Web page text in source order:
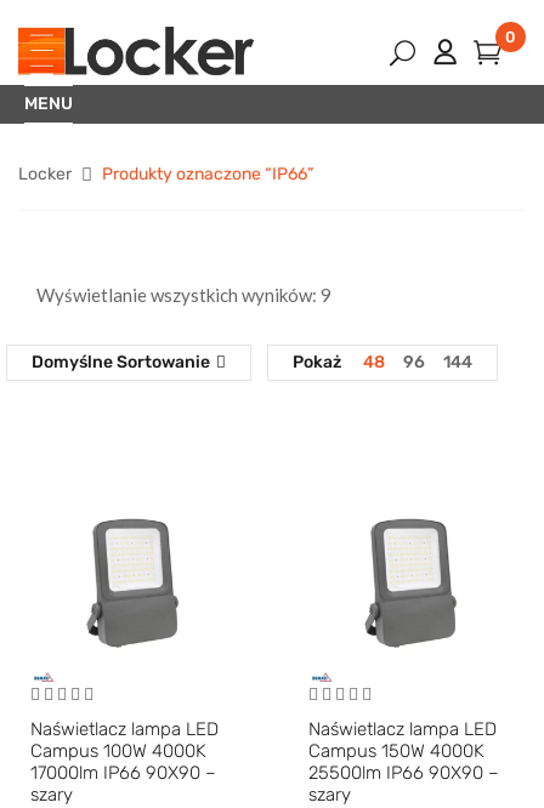
0
MENU
Locker Produkty oznaczone “IP66”
Wyświetlanie wszystkich wyników: 9
Domyślne Sortowanie Pokaż 48 96 144
Naświetlacz lampa LED
Campus 100W 4000K
17000lm IP66 90X90 –
szary
Naświetlacz lampa LED
Campus 150W 4000K
25500lm IP66 90X90 –
szary